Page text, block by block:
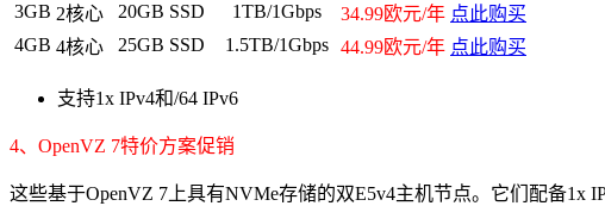
3GB 2核心 20GB SSD 1TB/1Gbps 34.99欧元/年 点此购买
4GB 4核心 25GB SSD 1.5TB/1Gbps 44.99欧元/年 点此购买
支持1x IPv4和/64 IPv6
4、OpenVZ 7特价方案促销
这些基于OpenVZ 7上具有NVMe存储的双E5v4主机节点。它们配备1x